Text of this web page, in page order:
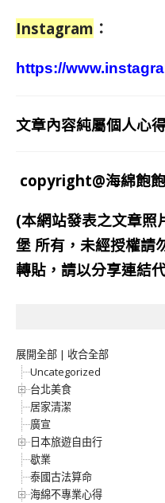
Instagram ：
https://
文章內容純屬個人心
copyright@海綿飽
(本網站發表之文章照
堡 所有，未經授權請
轉貼，請以分享連結
展開全部 | 收合全部
Uncategorized
台北美食
居家清潔
廣宣
日本旅遊自由行
歇業
泰國古法算命
海綿不專業心得